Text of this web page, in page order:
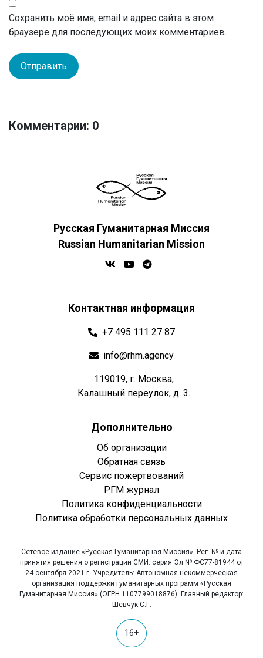
Сохранить моё имя, email и адрес сайта в этом
браузере для последующих моих комментариев.
Комментарии: 0
Русская Гуманитарная Миссия
Russian Humanitarian Mission
Контактная информация
+7 495 111 27 87
info@rhm.agency
119019, г. Москва,
Калашный переулок, д. 3.
Дополнительно
Об организации
Обратная связь
Сервис пожертвований
РГМ журнал
Политика конфиденциальности
Политика обработки персональных данных
Сетевое издание «Русская Гуманитарная Миссия». Рег. № и дата
принятия решения о регистрации СМИ: серия Эл № ФС77-81944 от
24 сентября 2021 г. Учредитель: Автономная некоммерческая
организация поддержки гуманитарных программ «Русская
Гуманитарная Миссия» (ОГРН 1107799018876). Главный редактор:
Шевчук С.Г.
16+